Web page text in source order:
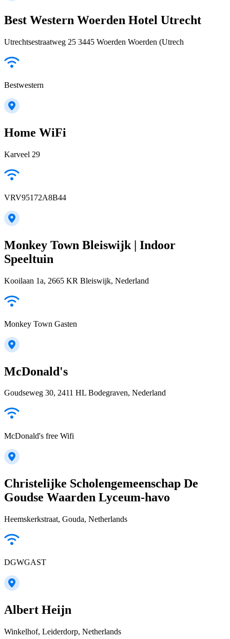
Best Western Woerden Hotel Utrecht
Utrechtsestraatweg 25 3445 Woerden Woerden (Utrech
Bestwestern
Home WiFi
Karveel 29
VRV95172A8B44
Monkey Town Bleiswijk | Indoor
Speeltuin
Kooilaan 1a, 2665 KR Bleiswijk, Nederland
Monkey Town Gasten
McDonald's
Goudseweg 30, 2411 HL Bodegraven, Nederland
McDonald's free Wifi
Christelijke Scholengemeenschap De
Goudse Waarden Lyceum-havo
Heemskerkstraat, Gouda, Netherlands
DGWGAST
Albert Heijn
Winkelhof, Leiderdorp, Netherlands